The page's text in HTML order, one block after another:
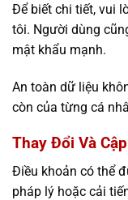
Để biết chi tiết, vui
tôi. Người dùng
mật khẩu mạnh.
An toàn dữ liệu
còn của từng cá
Thay Đổi Và
Điều khoản có thể
pháp lý hoặc cải